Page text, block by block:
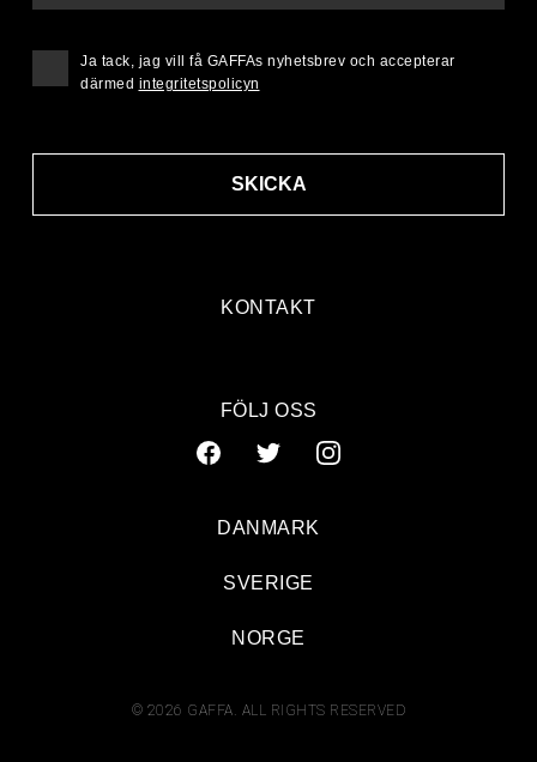
KONTAKT
SKICKA
Ja tack, jag vill få GAFFAs nyhetsbrev och accepterar
därmed integritetspolicyn
FÖLJ OSS
© 2026 GAFFA. ALL RIGHTS RESERVED
DANMARK
SVERIGE
NORGE